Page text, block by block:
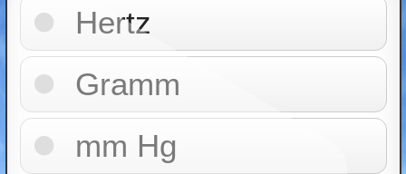
Hertz
Gramm
mm Hg